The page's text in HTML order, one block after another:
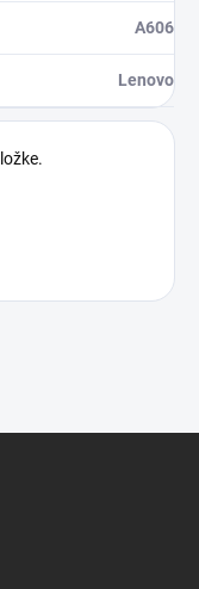
A606
Lenovo